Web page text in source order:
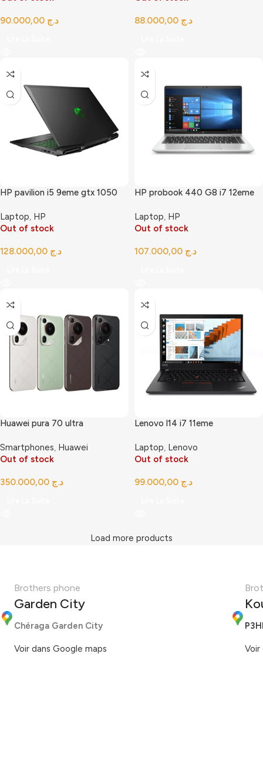
د.ج د.ج
HP pavilion i5 9eme gtx 1050
Laptop, HP
Out of stock
د.ج
HP probook 440 G8 i7 12eme
Laptop, HP
Out of stock
د.ج
Huawei pura 70 ultra
Smartphones, Huawei
Out of stock
د.ج
Lenovo l14 i7 11eme
Laptop, Lenovo
Out of stock
د.ج
Load more products
Brothers phone
Garden City
Chéraga Garden City
Voir dans Google maps Voir